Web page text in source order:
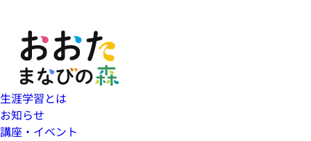
生涯学習とは
お知らせ
講座・イベント